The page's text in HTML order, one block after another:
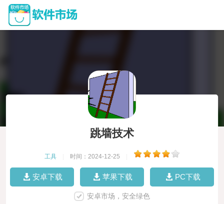
跳墙技术
工具 时间：2024-12-25
安卓下载 苹果下载 PC下载
安卓市场，安全绿色